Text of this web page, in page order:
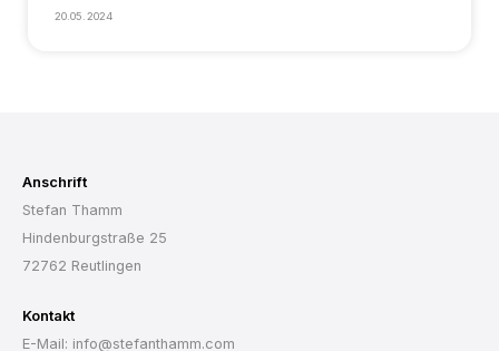
20.05.2024
Anschrift
Stefan Thamm
Hindenburgstraße 25
72762 Reutlingen
Kontakt
E-Mail: info@stefanthamm.com